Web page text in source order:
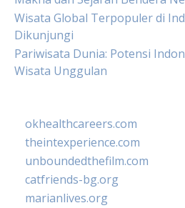
Wisata Global Terpopuler di
Dikunjungi
Pariwisata Dunia: Potensi
Wisata Unggulan
okhealthcareers.com
theintexperience.com
unboundedthefilm.com
catfriends-bg.org
marianlives.org